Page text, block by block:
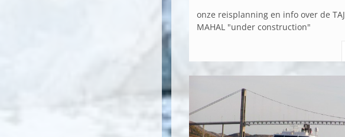
onze reisplanning en info over de TAJ
MAHAL "under construction"